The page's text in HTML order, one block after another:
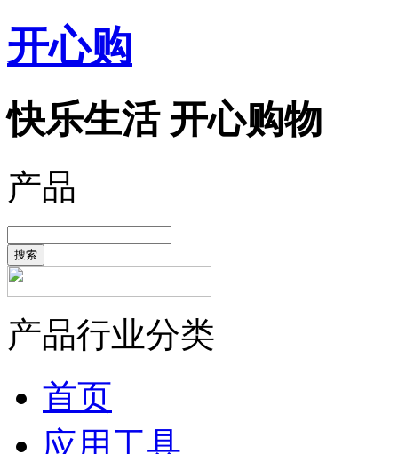
开心购
快乐生活 开心购物
产品
搜索
产品行业分类
首页
应用工具